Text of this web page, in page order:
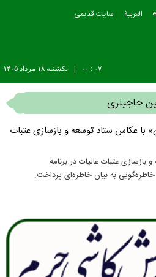
العربیة سایت قدیمی
يکشنبه ۱۸ مرداد ۱۴۰۵ ۰۷ : ۰۰
حاجیلری
عکاس ستاد توسعه و بازسازی عتبات
عتبات عالیات در برنامه
به بیان خاطره‌ای پرداخت.